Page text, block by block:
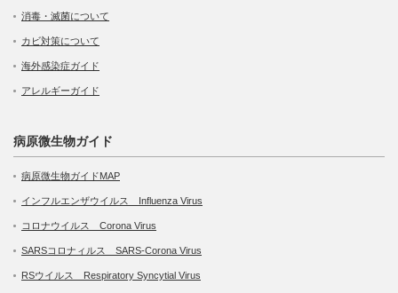
消毒・滅菌について
カビ対策について
海外感染症ガイド
アレルギーガイド
病原微生物ガイド
病原微生物ガイドMAP
インフルエンザウイルス Influenza Virus
コロナウイルス Corona Virus
SARSコロナィルス SARS-Corona Virus
RSウイルス Respiratory Syncytial Virus